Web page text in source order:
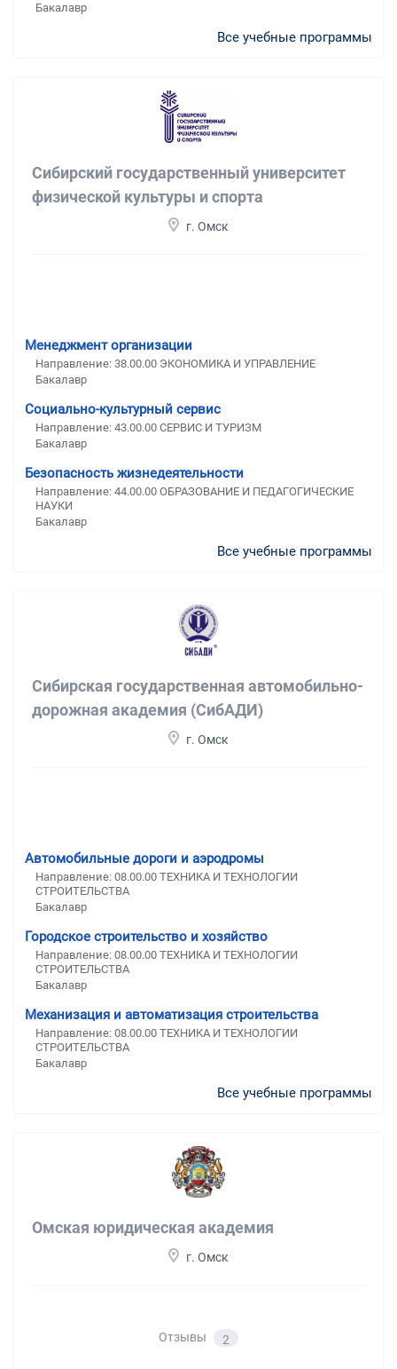
Бакалавр
Все учебные программы
Сибирский государственный университет
физической культуры и спорта
г. Омск
Менеджмент организации
Направление: 38.00.00 ЭКОНОМИКА И УПРАВЛЕНИЕ
Бакалавр
Социально-культурный сервис
Направление: 43.00.00 СЕРВИС И ТУРИЗМ
Бакалавр
Безопасность жизнедеятельности
Направление: 44.00.00 ОБРАЗОВАНИЕ И ПЕДАГОГИЧЕСКИЕ
НАУКИ
Бакалавр
Все учебные программы
Сибирская государственная автомобильно-
дорожная академия (СибАДИ)
г. Омск
Автомобильные дороги и аэродромы
Направление: 08.00.00 ТЕХНИКА И ТЕХНОЛОГИИ
СТРОИТЕЛЬСТВА
Бакалавр
Городское строительство и хозяйство
Направление: 08.00.00 ТЕХНИКА И ТЕХНОЛОГИИ
СТРОИТЕЛЬСТВА
Бакалавр
Механизация и автоматизация строительства
Направление: 08.00.00 ТЕХНИКА И ТЕХНОЛОГИИ
СТРОИТЕЛЬСТВА
Бакалавр
Все учебные программы
Омская юридическая академия
г. Омск
Отзывы 2